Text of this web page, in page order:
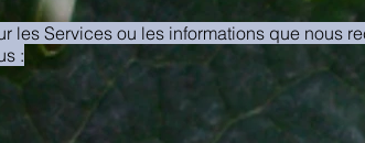
les Services ou les informations que nous
: